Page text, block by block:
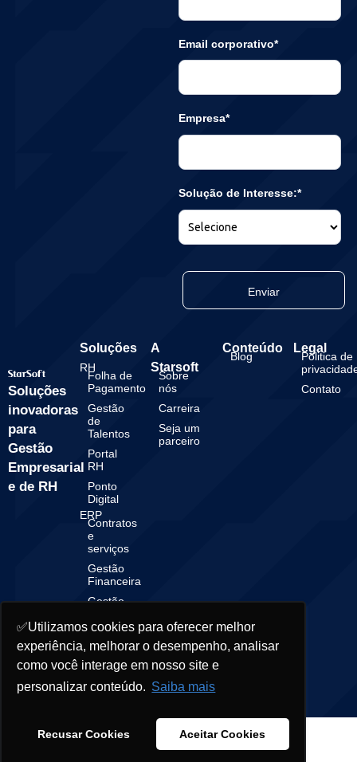
✅Utilizamos cookies para oferecer melhor
experiência, melhorar o desempenho, analisar
como você interage em nosso site e
personalizar conteúdo. Saiba mais
Recusar Cookies Aceitar Cookies
Email corporativo*
Empresa*
Solução de Interesse:*
Enviar
Soluções
inovadoras
para
Gestão
Empresarial
e de RH
Soluções
RH
Folha de
Pagamento
Gestão
de
Talentos
Portal
RH
Ponto
Digital
ERP
Contratos
e
serviços
Gestão
Financeira
Gestão
A
Starsoft
Sobre
nós
Carreira
Seja um
parceiro
Conteúdo
Blog
Legal
Politica de
Contato
© 2025 Starsoft. All rights reserved.